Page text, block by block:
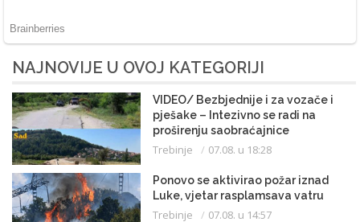
NAJNOVIJE U OVOJ KATEGORIJI
VIDEO/ Bezbjednije i za vozače i
pješake – Intezivno se radi na
proširenju saobraćajnice
Trebinje 07.08. u 18:28
Ponovo se aktivirao požar iznad
Luke, vjetar rasplamsava vatru
Trebinje 07.08. u 14:57